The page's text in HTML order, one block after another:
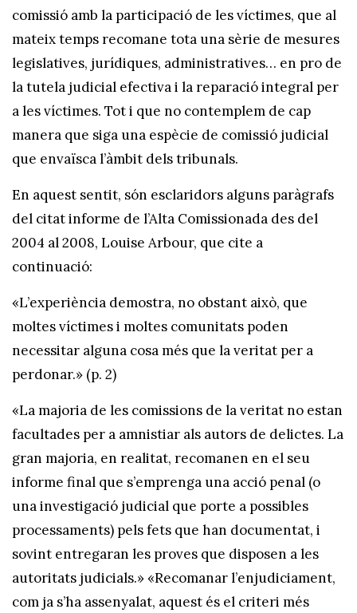
comissió amb la participació de les víctimes, que al
mateix temps recomane tota una sèrie de mesures
legislatives, jurídiques, administratives… en pro de
la tutela judicial efectiva i la reparació integral per
a les víctimes. Tot i que no contemplem de cap
manera que siga una espècie de comissió judicial
que envaïsca l’àmbit dels tribunals.
En aquest sentit, són esclaridors alguns paràgrafs
del citat informe de l’Alta Comissionada des del
2004 al 2008, Louise Arbour, que cite a
continuació:
«L’experiència demostra, no obstant això, que
moltes víctimes i moltes comunitats poden
necessitar alguna cosa més que la veritat per a
perdonar.» (p. 2)
«La majoria de les comissions de la veritat no estan
facultades per a amnistiar als autors de delictes. La
gran majoria, en realitat, recomanen en el seu
informe final que s’emprenga una acció penal (o
una investigació judicial que porte a possibles
processaments) pels fets que han documentat, i
sovint entregaran les proves que disposen a les
autoritats judicials.» «Recomanar l’enjudiciament,
com ja s’ha assenyalat, aquest és el criteri més